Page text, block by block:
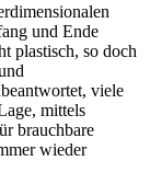
und Ende
plastisch, so doch
viele
mittels
brauchbare
wieder